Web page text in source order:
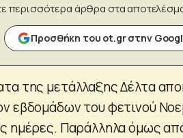
περισσότερα άρθρα στα
Προσθήκη του ot.gr στην
της μετάλλαξης Δέλτα
εβδομάδων του φετινού
ημέρες. Παράλληλα όμως